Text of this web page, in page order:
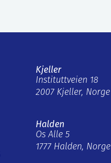
Kjeller
Instituttveien 18
2007 Kjeller, Norge
Halden
Os Alle 5
1777 Halden, Norge